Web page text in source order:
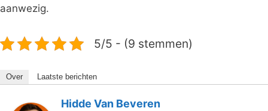
aanwezig.
5/5 - (9 stemmen)
Over Laatste berichten
Hidde Van Beveren